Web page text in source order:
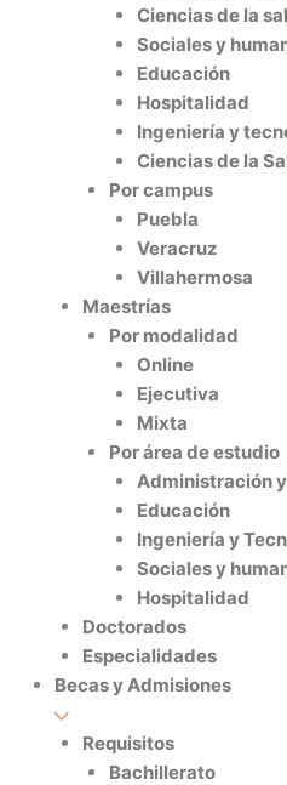
Ciencias de la
Sociales y
Educación
Hospitalidad
Ingeniería y
Ciencias de la
Por campus
Puebla
Veracruz
Villahermosa
Maestrías
Por modalidad
Online
Ejecutiva
Mixta
Por área de estudio
Administración
Educación
Ingeniería y
Sociales y
Hospitalidad
Doctorados
Especialidades
Becas y Admisiones
Requisitos
Bachillerato